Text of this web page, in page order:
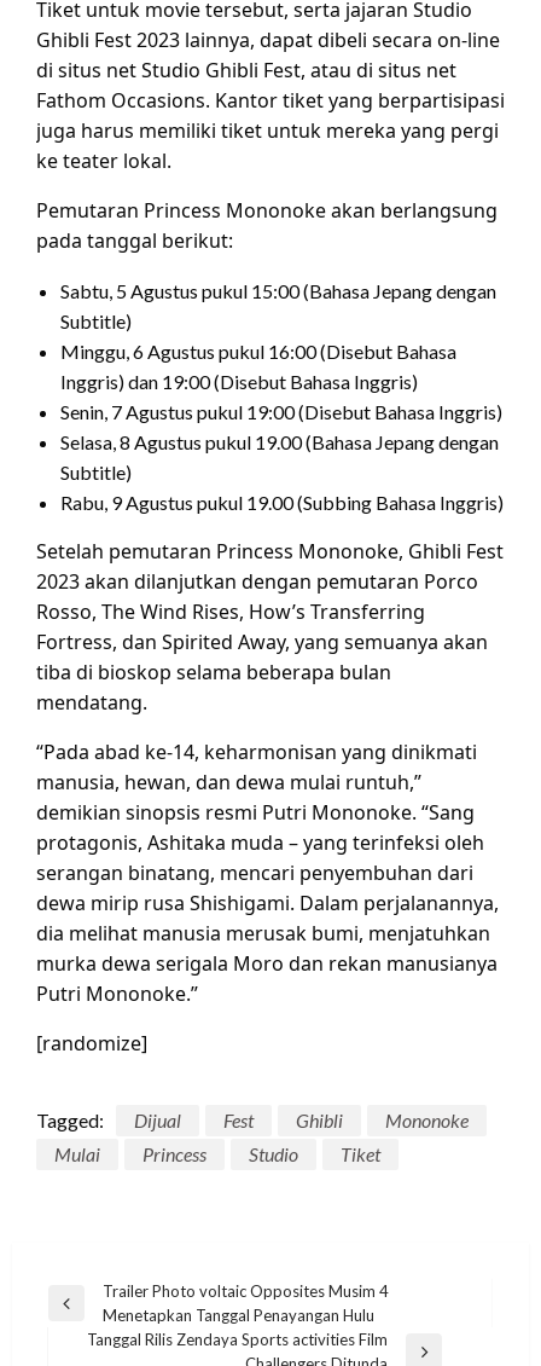
Tiket untuk movie tersebut, serta jajaran Studio
Ghibli Fest 2023 lainnya, dapat dibeli secara on-line
di situs net Studio Ghibli Fest, atau di situs net
Fathom Occasions. Kantor tiket yang berpartisipasi
juga harus memiliki tiket untuk mereka yang pergi
ke teater lokal.
Pemutaran Princess Mononoke akan berlangsung
pada tanggal berikut:
Sabtu, 5 Agustus pukul 15:00 (Bahasa Jepang dengan
Subtitle)
Minggu, 6 Agustus pukul 16:00 (Disebut Bahasa
Inggris) dan 19:00 (Disebut Bahasa Inggris)
Senin, 7 Agustus pukul 19:00 (Disebut Bahasa Inggris)
Selasa, 8 Agustus pukul 19.00 (Bahasa Jepang dengan
Subtitle)
Rabu, 9 Agustus pukul 19.00 (Subbing Bahasa Inggris)
Setelah pemutaran Princess Mononoke, Ghibli Fest
2023 akan dilanjutkan dengan pemutaran Porco
Rosso, The Wind Rises, How’s Transferring
Fortress, dan Spirited Away, yang semuanya akan
tiba di bioskop selama beberapa bulan
mendatang.
“Pada abad ke-14, keharmonisan yang dinikmati
manusia, hewan, dan dewa mulai runtuh,”
demikian sinopsis resmi Putri Mononoke. “Sang
protagonis, Ashitaka muda – yang terinfeksi oleh
serangan binatang, mencari penyembuhan dari
dewa mirip rusa Shishigami. Dalam perjalanannya,
dia melihat manusia merusak bumi, menjatuhkan
murka dewa serigala Moro dan rekan manusianya
Putri Mononoke.”
[randomize]
Tagged: Dijual Fest Ghibli
Mononoke
Mulai
Princess Studio Tiket
Post
navigation
Previous
Trailer Photo voltaic Opposites Musim 4
Menetapkan Tanggal Penayangan Hulu
Tanggal Rilis Zendaya Sports activities Film